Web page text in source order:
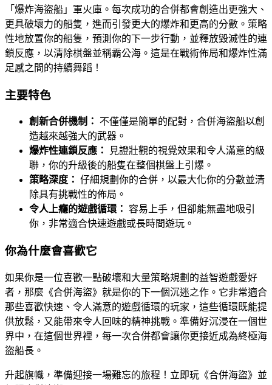
「爆炸海盜船」軍火庫。每次成功的合併都會創造出更強大、
更具破壞力的船隻，進而引發更大的爆炸和更高的分數。策略
性地放置你的船隻，預測你的下一步行動，並釋放毀滅性的連
鎖反應，以清除棋盤並稱霸公海。這是在戰術佈局和爆炸性滿
足感之間的持續舞蹈！
主要特色
創新合併機制：
不僅僅是簡單的配對，合併海盜船以創
造越來越強大的武器。
爆炸性連鎖反應：
見證壯觀的視覺效果和令人滿意的級
聯，你的升級後的船隻在整個棋盤上引爆。
策略深度： 仔細規劃你的合併，以最大化你的分數並清
除具有挑戰性的佈局。
令人上癮的遊戲循環：
容易上手，但卻能無盡地吸引
你，非常適合快速遊戲或長時間遊玩。
你為什麼會喜歡它
如果你是一位喜歡一點破壞和大量策略規劃的益智遊戲愛好
者，那麼《合併海盜》就是你的下一個沉迷之作。它非常適合
那些喜歡快速、令人滿意的遊戲循環的玩家，這些循環既能提
供放鬆，又能帶來令人回味的精神挑戰。準備好沉浸在一個世
界中，在這個世界裡，每一次合併都會讓你更接近成為終極海
盜船長。
升起旗幟，準備迎接一場難忘的旅程！立即玩《合併海盜》並